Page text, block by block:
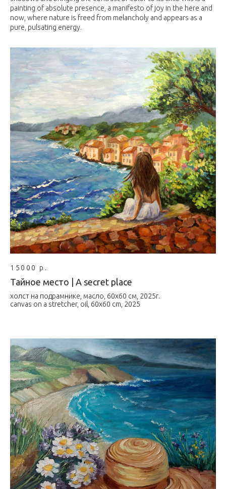
painting of absolute presence, a manifesto of joy in the here and
now, where nature is freed from melancholy and appears as a
pure, pulsating energy.
15000 р.
Тайное место | A secret place
холст на подрамнике, масло, 60х60 см, 2025г.
canvas on a stretcher, oil, 60x60 cm, 2025